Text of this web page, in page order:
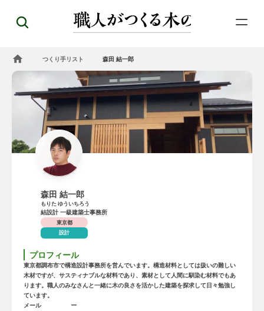
つくり手リスト 森田 結一郎
森田 結一郎
もりた ゆういちろう
結設計 一級建築士事務所
東京都
設計
プロフィール
東京都調布市で構造設計事務所を営んでいます。構造材料としては扱いの難しい
木材ですが、サスティナブルな材料であり、素材として人間に馴染む材料でもあ
ります。職人のみなさんと一緒に木の良さを活かした建築を探求して日々勉強し
ています。
メール
ー